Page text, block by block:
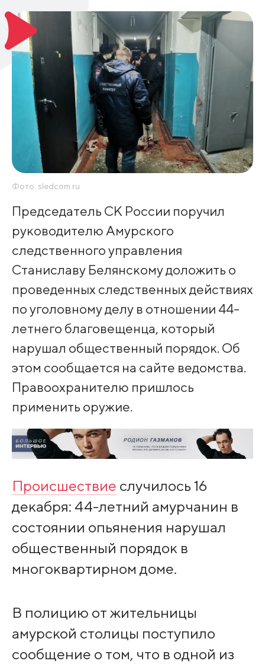
Фото: sledcom.ru
Председатель СК России поручил
руководителю Амурского
следственного управления
Станиславу Белянскому доложить о
проведенных следственных действиях
по уголовному делу в отношении 44-
летнего благовещенца, который
нарушал общественный порядок. Об
этом сообщается на сайте ведомства.
Правоохранителю пришлось
применить оружие.
Происшествие случилось 16
декабря: 44-летний амурчанин в
состоянии опьянения нарушал
общественный порядок в
многоквартирном доме.
В полицию от жительницы
амурской столицы поступило
сообщение о том, что в одной из